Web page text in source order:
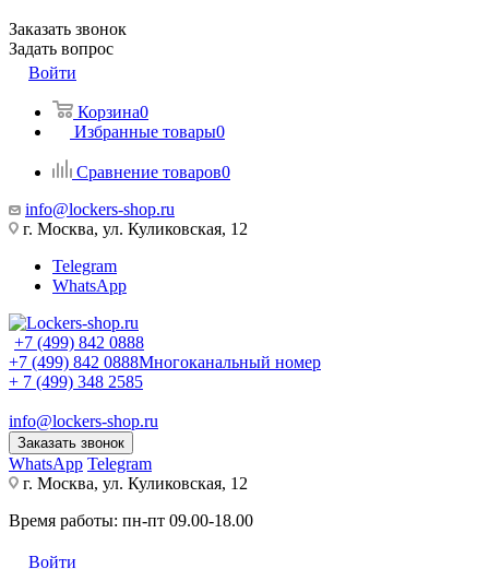
Заказать звонок
Задать вопрос
Войти
Корзина0
Избранные товары0
Сравнение товаров0
info@lockers-shop.ru
г. Москва, ул. Куликовская, 12
Telegram
WhatsApp
+7 (499) 842 0888
+7 (499) 842 0888Многоканальный номер
+ 7 (499) 348 2585
info@lockers-shop.ru
Заказать звонок
WhatsApp Telegram
г. Москва, ул. Куликовская, 12
Время работы: пн-пт 09.00-18.00
Войти